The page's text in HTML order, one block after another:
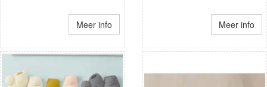
Meer info Meer info